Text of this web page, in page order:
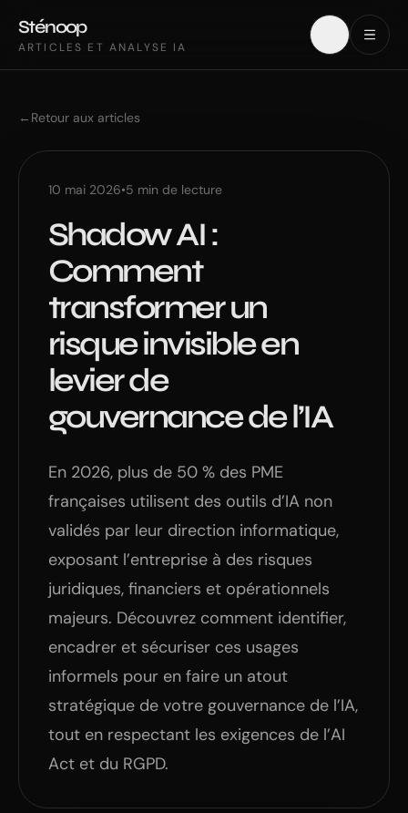
Sténoop
ARTICLES ET ANALYSE IA
← Retour aux articles
10 mai 2026•5 min de lecture
Shadow AI :
Comment
transformer un
risque invisible en
levier de
gouvernance de l’IA
En 2026, plus de 50 % des PME
françaises utilisent des outils d’IA non
validés par leur direction informatique,
exposant l’entreprise à des risques
juridiques, financiers et opérationnels
majeurs. Découvrez comment identifier,
encadrer et sécuriser ces usages
informels pour en faire un atout
stratégique de votre gouvernance de l’IA,
tout en respectant les exigences de l’AI
Act et du RGPD.